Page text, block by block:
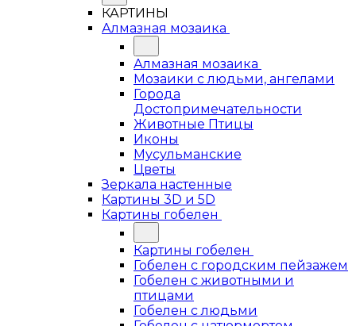
КАРТИНЫ
Алмазная мозаика
Алмазная мозаика
Мозаики с людьми, ангелами
Города
Достопримечательности
Животные Птицы
Иконы
Мусульманские
Цветы
Зеркала настенные
Картины 3D и 5D
Картины гобелен
Картины гобелен
Гобелен с городским пейзажем
Гобелен с животными и
птицами
Гобелен с людьми